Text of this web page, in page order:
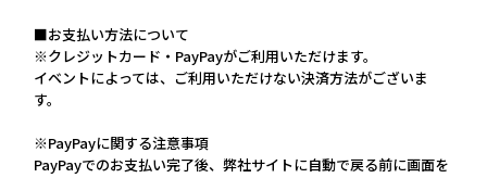
■お支払い方法について
※クレジットカード・PayPayがご利用いただけます。
イベントによっては、ご利用いただけない決済方法がございま
す。
※PayPayに関する注意事項
PayPayでのお支払い完了後、弊社サイトに自動で戻る前に画面を